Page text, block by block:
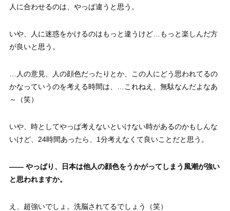
人に合わせるのは、やっぱ違うと思う。
いや、人に迷惑をかけるのはもっと違うけど…もっと楽しんだ方
が良いと思う。
…人の意見、人の顔色だったりとか、この人にどう思われてるの
かなっていうのを考える時間は、…これねえ、無駄なんだよなあ
～（笑）
いや、時としてやっぱ考えないといけない時があるのかもしんな
いけど、24時間あったら、1分考えなくて良いことだと思う。
—— やっぱり、日本は他人の顔色をうかがってしまう風潮が強い
と思われますか。
え、超強いでしょ。洗脳されてるでしょう（笑）